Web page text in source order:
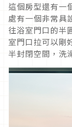
這個房型還有一
處有一個非常具
往浴室門口的半
室門口拉可以剛
半封閉空間，洗